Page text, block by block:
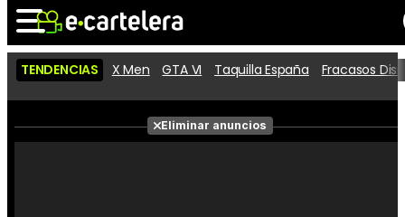
Noticias Cartelera
Películas
TENDENCIAS X Men GTA VI Taquilla España Fracasos
Eliminar anuncios